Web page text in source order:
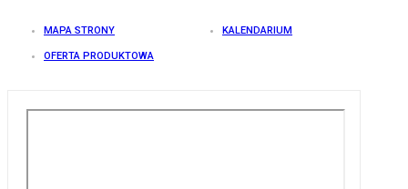
MAPA STRONY KALENDARIUM
OFERTA PRODUKTOWA